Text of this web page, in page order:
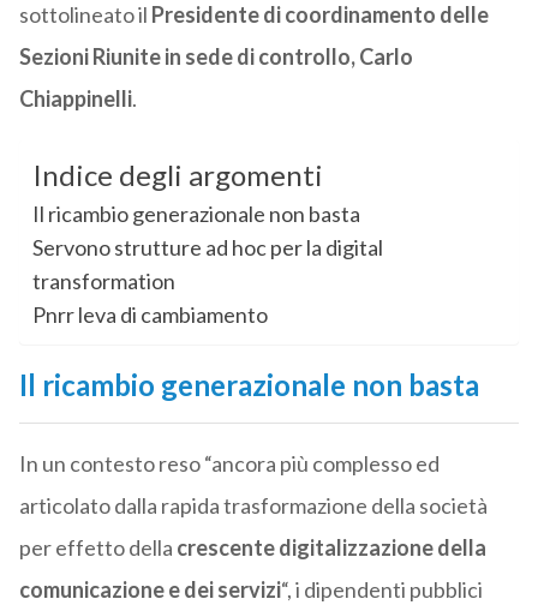
sottolineato il Presidente di coordinamento delle
Sezioni Riunite in sede di controllo, Carlo
Chiappinelli.
Indice degli argomenti
Il ricambio generazionale non basta
Servono strutture ad hoc per la digital
transformation
Pnrr leva di cambiamento
Il ricambio generazionale non basta
In un contesto reso “ancora più complesso ed
articolato dalla rapida trasformazione della società
per effetto della crescente digitalizzazione della
comunicazione e dei servizi“, i dipendenti pubblici